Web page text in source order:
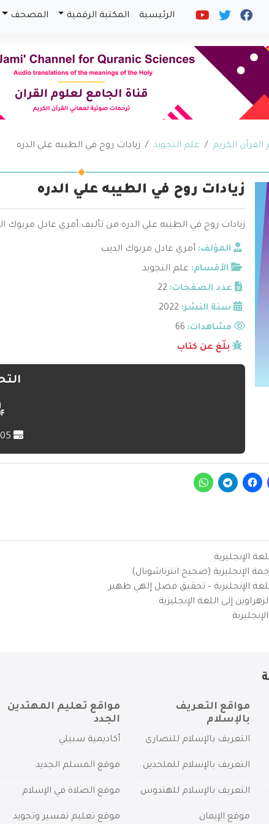
الرئيسية المكتبة الرقمية المصحف
القرآن الكريم علم التجويد زيادات روح في الطيبه علي الدره
زيادات روح في الطيبه علي الدره
زيادات روح في الطيبه علي الدره:من تأليف:أمري عادل مربوك
المؤلف: أمري عادل مربوك الديب
الأقسام: علم التجويد
عدد الصفحات: 22
سنة النشر: 2022
مشاهدات:
بلّغ عن كتاب
الإنجليزية
الإنجليزية (صحيح انترناشونال)
الإنجليزية – تحقيق فضل إلهي ظهير
إلى اللغة الإنجليزية
مواقع التعريف
بالإسلام
التعريف بالإسلام للنصارى
التعريف بالإسلام للملحدين
التعريف بالإسلام للهندوس
موقع الإيمان
مواقع تعليم المهتدين
الجدد
أكاديمية سبيلي
موقع المسلم الجديد
موقع الصلاة في الإسلام
موقع تعليم تفسير وتجويد